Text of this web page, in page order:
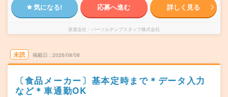
気になる! 応募へ進む 詳しく見る
派遣会社 パーソルテンプスタッフ株式会社
未読 掲載日 2026/08/08
〔食品メーカー〕基本定時まで＊データ入力
など＊車通勤OK